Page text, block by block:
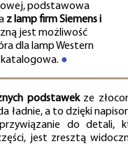
podstawowa
z lamp firm Siemens i
jest możliwość
dla lamp Western
katalogowa. ●
podstawekze
ładnie, a to dzięki
do detali,
jest zresztą